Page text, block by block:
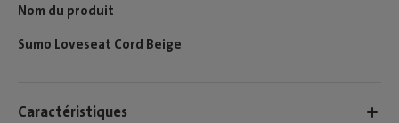
Nom du produit
Sumo Loveseat Cord Beige
Caractéristiques